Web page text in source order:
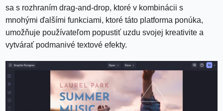
sa s rozhraním drag-and-drop, ktoré v kombinácii s
mnohými ďalšími funkciami, ktoré táto platforma ponúka,
umožňuje používateľom popustiť uzdu svojej kreativite a
vytvárať podmanivé textové efekty.